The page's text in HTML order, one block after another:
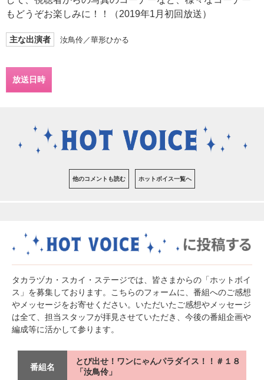
もどうぞお楽しみに！！（2019年1月初回放送）
主な出演者 汝鳥伶／華形ひかる
放送日時
他のコメントも読む ホットボイス一覧へ
タカラヅカ・スカイ・ステージでは、皆さまからの「ホットボイ
ス」を募集しております。こちらのフォームに、番組へのご感想
やメッセージをお寄せください。いただいたご感想やメッセージ
は全て、担当スタッフが拝見させていただき、今後の番組企画や
編成等に活かして参ります。
番組名
とび出せ！ワンにゃんパラダイス！！＃１８
「汝鳥伶」